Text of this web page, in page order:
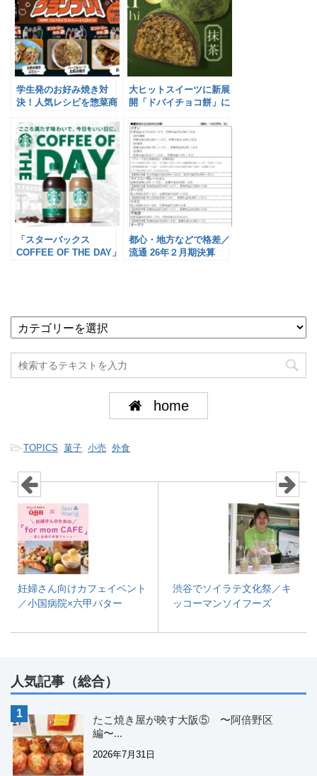
学生発のお好み焼き対
決！人気レシピを惣菜商
大ヒットスイーツに新展
開「ドバイチョコ餅」に
FRUITS SAND THREE /
Age.3 KAMA（アゲサン
嘉麻）
「スターバックス
COFFEE OF THE DAY」
都心・地方などで格差／
流通 26年２月期決算
home
-TOPICS 菓子 小売 外食
妊婦さん向けカフェイベント
／小国病院×六甲バター
渋谷でソイラテ文化祭／キ
ッコーマンソイフーズ
人気記事（総合）
たこ焼き屋が映す大阪⑤ 〜阿倍野区
編〜...
2026年7月31日